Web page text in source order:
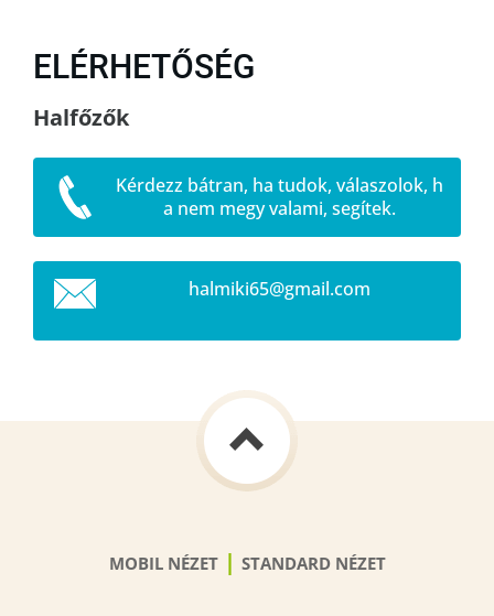
ELÉRHETŐSÉG
Halfőzők
Kérdezz bátran, ha tudok, válaszolok, h
a nem megy valami, segítek.
halmiki65@gmail.com
MOBIL NÉZET | STANDARD NÉZET